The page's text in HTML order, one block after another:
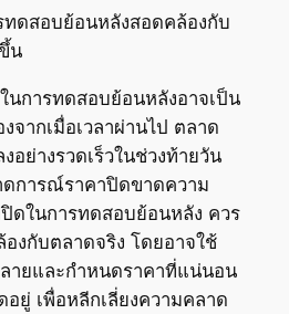
ทดสอบย้อนหลังสอดคล้องกับ
น
นการทดสอบย้อนหลังอาจเป็น
จากเมื่อเวลาผ่านไป ตลาด
อย่างรวดเร็วในช่วงท้ายวัน
ดการณ์ราคาปิดขาดความ
ดในการทดสอบย้อนหลัง ควร
งกับตลาดจริง โดยอาจใช้
ายและกำหนดราคาที่แน่นอน
อยู่ เพื่อหลีกเลี่ยงความคลาด